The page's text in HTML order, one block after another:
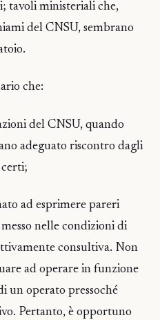
tavoli ministeriali che,
del CNSU, sembrano
che:
del CNSU, quando
adeguato riscontro dagli
ad esprimere pareri
nelle condizioni di
consultiva. Non
ad operare in funzione
un operato pressoché
Pertanto, è opportuno